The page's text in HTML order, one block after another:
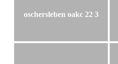
oschersleben oakc 22 3